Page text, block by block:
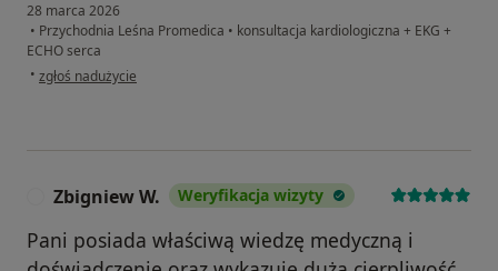
28 marca 2026
• Przychodnia Leśna Promedica • konsultacja kardiologiczna + EKG +
ECHO serca
• w opinii użytkownika Joanna G.
zgłoś nadużycie
Zbigniew W. Weryfikacja wizyty
Pani posiada właściwą wiedzę medyczną i